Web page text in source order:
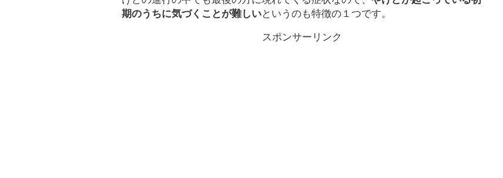
期のうちに気づくことが難しいというのも特徴の１つです。
スポンサーリンク